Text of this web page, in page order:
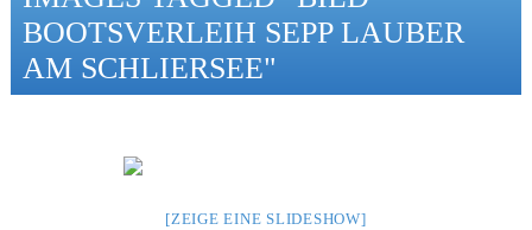
BOOTSVERLEIH SEPP LAUBER
AM SCHLIERSEE"
[ZEIGE EINE SLIDESHOW]